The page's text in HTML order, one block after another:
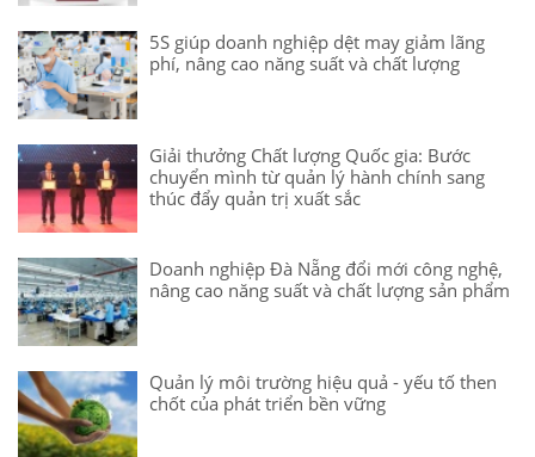
5S giúp doanh nghiệp dệt may giảm lãng
phí, nâng cao năng suất và chất lượng
Giải thưởng Chất lượng Quốc gia: Bước
chuyển mình từ quản lý hành chính sang
thúc đẩy quản trị xuất sắc
Doanh nghiệp Đà Nẵng đổi mới công nghệ,
nâng cao năng suất và chất lượng sản phẩm
Quản lý môi trường hiệu quả - yếu tố then
chốt của phát triển bền vững